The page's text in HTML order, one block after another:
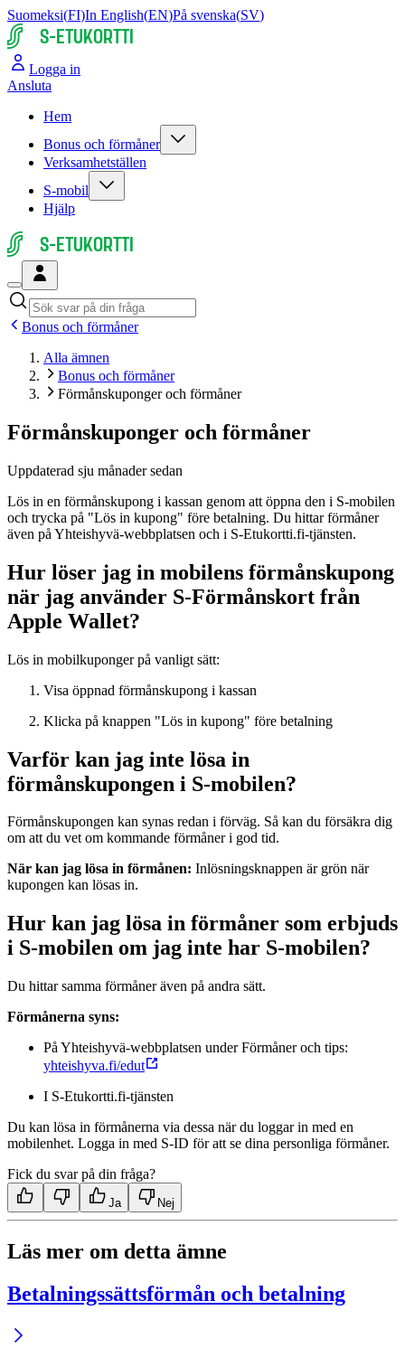
Suomeksi(FI)In English(EN)På svenska(SV)
S-ETUKORTTI
Logga in
Ansluta
Hem
Bonus och förmåner
Verksamhetställen
S-mobil
Hjälp
S-ETUKORTTI
Bonus och förmåner
Alla ämnen
Bonus och förmåner
Förmåns­kuponger och förmåner
Förmåns­kuponger och förmåner
Uppdaterad sju månader sedan
Lös in en förmånskupong i kassan genom att öppna den i S-mobilen
och trycka på "Lös in kupong" före betalning. Du hittar förmåner
även på Yhteishyvä-webbplatsen och i S-Etukortti.fi-tjänsten.
Hur löser jag in mobilens förmånskupong
när jag använder S-Förmånskort från
Apple Wallet?
Lös in mobilkuponger på vanligt sätt:
Visa öppnad förmånskupong i kassan
Klicka på knappen "Lös in kupong" före betalning
Varför kan jag inte lösa in
förmånskupongen i S-mobilen?
Förmånskupongen kan synas redan i förväg. Så kan du försäkra dig
om att du vet om kommande förmåner i god tid.
När kan jag lösa in förmånen: Inlösningsknappen är grön när
kupongen kan lösas in.
Hur kan jag lösa in förmåner som erbjuds
i S-mobilen om jag inte har S-mobilen?
Du hittar samma förmåner även på andra sätt.
Förmånerna syns:
På Yhteishyvä-webbplatsen under Förmåner och tips:
yhteishyva.fi/edut
I S-Etukortti.fi-tjänsten
Du kan lösa in förmånerna via dessa när du loggar in med en
mobilenhet. Logga in med S-ID för att se dina personliga förmåner.
Fick du svar på din fråga?
Ja Nej
Läs mer om detta ämne
Betalnings­sätts­förmån och betalning